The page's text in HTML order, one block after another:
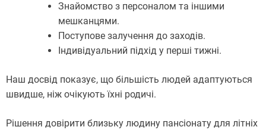
Знайомство з персоналом та іншими
мешканцями.
Поступове залучення до заходів.
Індивідуальний підхід у перші тижні.
Наш досвід показує, що більшість людей адаптуються
швидше, ніж очікують їхні родичі.
Рішення довірити близьку людину пансіонату для літніх